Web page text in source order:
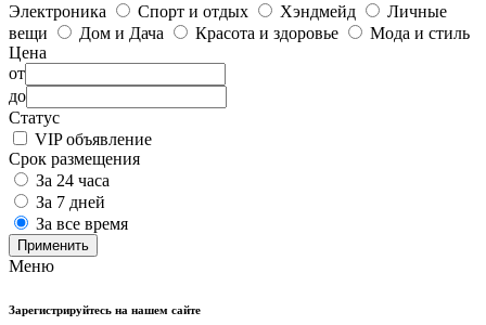
Электроника
Спорт и отдых Хэндмейд
Личные
вещи
Дом и Дача Красота и здоровье
Мода и стиль
Цена
от
до
Статус
VIP объявление
Срок размещения
За 24 часа
За 7 дней
За все время
Применить
Меню
Зарегистрируйтесь на нашем сайте